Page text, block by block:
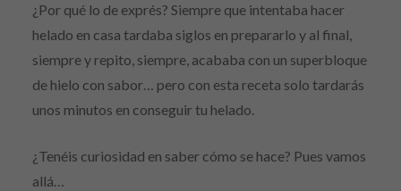
¿Por qué lo de exprés? Siempre que intentaba hacer
helado en casa tardaba siglos en prepararlo y al final,
siempre y repito, siempre, acababa con un superbloque
de hielo con sabor… pero con esta receta solo tardarás
unos minutos en conseguir tu helado.
¿Tenéis curiosidad en saber cómo se hace? Pues vamos
allá…